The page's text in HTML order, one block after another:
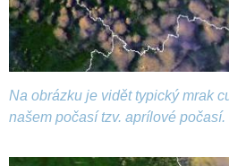
Na obrázku je vidět typický mrak
našem počasí tzv. aprílové počasí.